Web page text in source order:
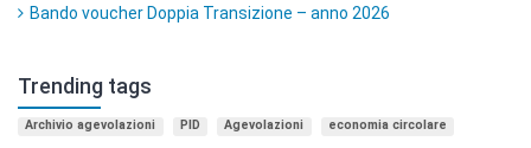
Bando voucher Doppia Transizione – anno 2026
Trending tags
Archivio agevolazioni PID Agevolazioni economia circolare